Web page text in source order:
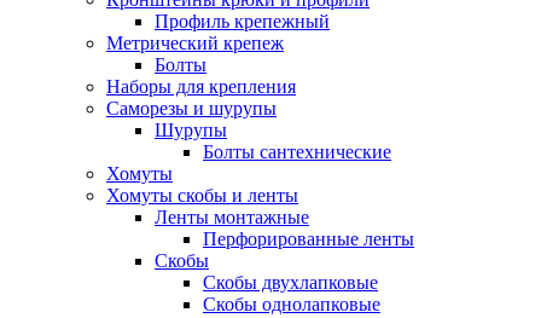
Профиль крепежный
Метрический крепеж
Болты
Наборы для крепления
Саморезы и шурупы
Шурупы
Болты сантехнические
Хомуты
Хомуты скобы и ленты
Ленты монтажные
Перфорированные ленты
Скобы
Скобы двухлапковые
Скобы однолапковые